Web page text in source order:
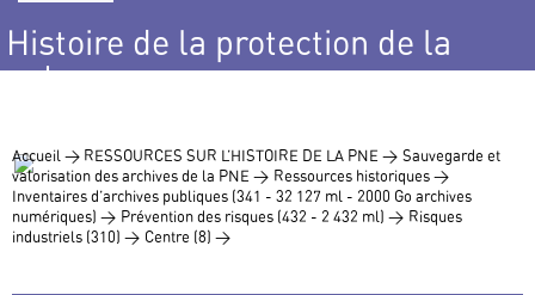
Histoire de la protection de la
nature
Accueil > RESSOURCES SUR L’HISTOIRE DE LA PNE > Sauvegarde et
valorisation des archives de la PNE > Ressources historiques >
Inventaires d’archives publiques (341 - 32 127 ml - 2000 Go archives
numériques) > Prévention des risques (432 - 2 432 ml) > Risques
industriels (310) > Centre (8) >